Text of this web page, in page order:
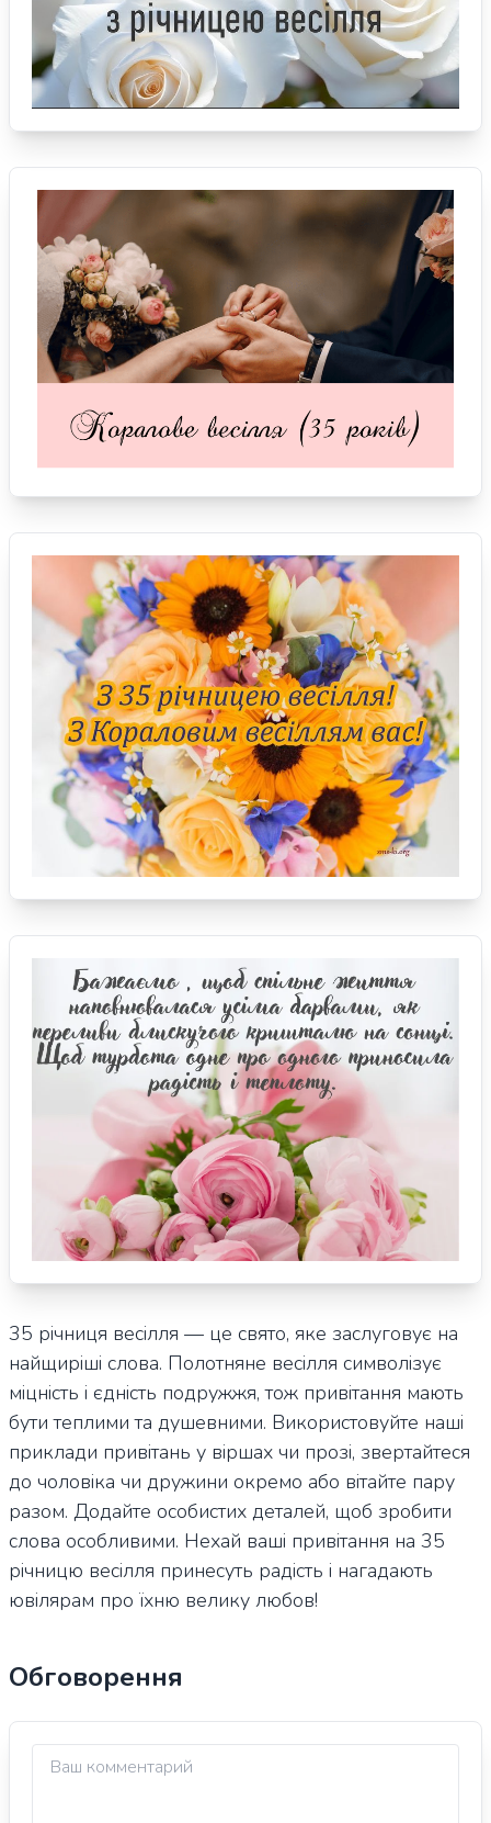
35 річниця весілля — це свято, яке заслуговує на
найщиріші слова. Полотняне весілля символізує
міцність і єдність подружжя, тож привітання мають
бути теплими та душевними. Використовуйте наші
приклади привітань у віршах чи прозі, звертайтеся
до чоловіка чи дружини окремо або вітайте пару
разом. Додайте особистих деталей, щоб зробити
слова особливими. Нехай ваші привітання на 35
річницю весілля принесуть радість і нагадають
ювілярам про їхню велику любов!
Обговорення